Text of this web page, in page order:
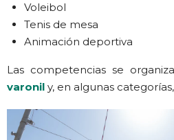
Voleibol
Tenis de mesa
Animación deportiva
Las competencias se
varonil y, en algunas categorías,